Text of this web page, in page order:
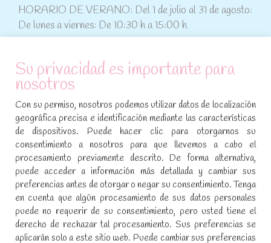
HORARIO DE VERANO: Del 1 de julio al 31 de agosto:
De lunes a viernes: De 10:30 h a 15:00 h
ATENCIÓN AL CLIENTE
Condiciones de compra
Aviso legal y política de privacidad
Política de cookies
SÍGUENOS EN REDES SOCIALES
Encuéntranos en:
Facebook
page
opens
YouTube
page
opens
Instagram
page
opens
No te pierdas las promociones y novedades, suscríbete a
Su privacidad es importante para
nosotros
Con su permiso, nosotros podemos utilizar datos de localización
geográfica precisa e identificación mediante las características
de dispositivos. Puede hacer clic para otorgarnos su
consentimiento a nosotros para que llevemos a cabo el
procesamiento previamente descrito. De forma alternativa,
puede acceder a información más detallada y cambiar sus
preferencias antes de otorgar o negar su consentimiento. Tenga
en cuenta que algún procesamiento de sus datos personales
puede no requerir de su consentimiento, pero usted tiene el
derecho de rechazar tal procesamiento. Sus preferencias se
aplicarán solo a este sitio web. Puede cambiar sus preferencias